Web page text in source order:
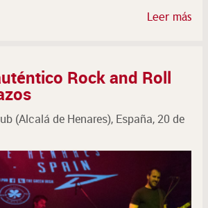
Leer más
Rock and Roll
(Alcalá de Henares), España, 20 de